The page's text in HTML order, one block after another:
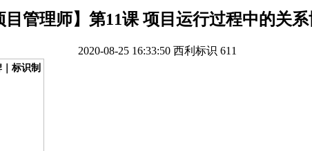
目管理师】第11课 项目运行过程中的关
2020-08-25 16:33:50 西利标识 611